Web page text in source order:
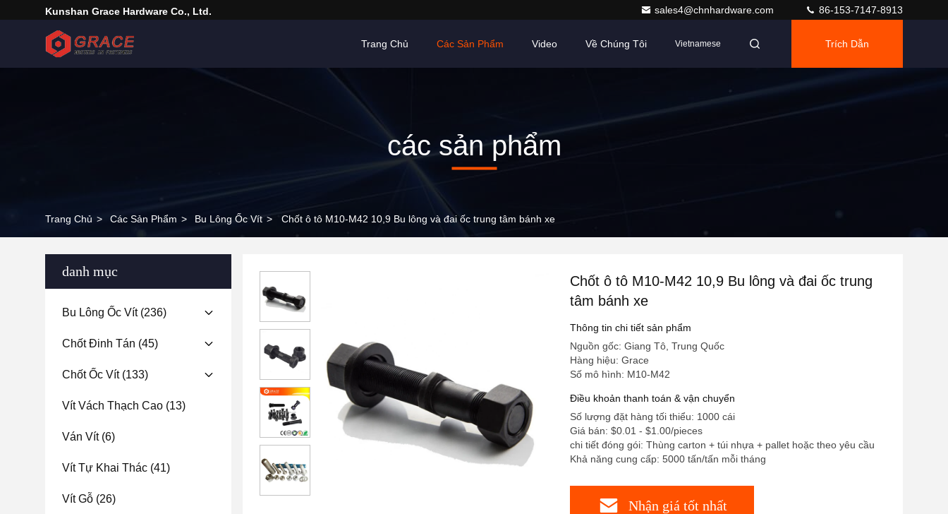
Kunshan Grace Hardware Co., Ltd. sales4@chnhardware.com 86-153-7147-8913
Trang Chủ Các Sản Phẩm Video Về Chúng Tôi Vietnamese Trích Dẫn
các sản phẩm
Trang Chủ > Các Sản Phẩm > Bu Lông Ốc Vít > Chốt ô tô M10-M42 10,9 Bu lông và đai ốc trung tâm bánh xe
danh mục
Bu Lông Ốc Vít(236)
Chốt Đinh Tán (45)
Chốt Ốc Vít(133)
Vít Vách Thạch Cao (13)
Ván Vít(6)
Vít Tự Khai Thác (41)
Vít Gỗ (26)
Chốt ô tô M10-M42 10,9 Bu lông và đai ốc trung
tâm bánh xe
Thông tin chi tiết sản phẩm
Nguồn gốc: Giang Tô, Trung Quốc
Hàng hiệu: Grace
Số mô hình: M10-M42
Điều khoản thanh toán & vận chuyển
Số lượng đặt hàng tối thiểu: 1000 cái
Giá bán: $0.01 - $1.00/pieces
chi tiết đóng gói: Thùng carton + túi nhựa + pallet hoặc theo yêu cầu
Khả năng cung cấp: 5000 tấn/tấn mỗi tháng
Nhận giá tốt nhất